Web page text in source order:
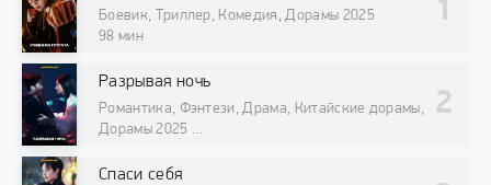
Боевик, Триллер, Комедия, Дорамы 2025
98 мин
Разрывая ночь
Романтика, Фэнтези, Драма, Китайские дорамы,
Дорамы 2025
Спаси себя